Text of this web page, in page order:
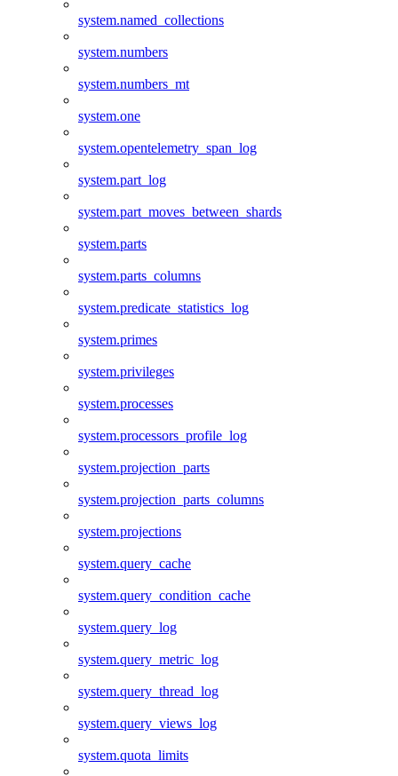
system.named_collections
system.numbers
system.numbers_mt
system.one
system.opentelemetry_span_log
system.part_log
system.part_moves_between_shards
system.parts
system.parts_columns
system.predicate_statistics_log
system.primes
system.privileges
system.processes
system.processors_profile_log
system.projection_parts
system.projection_parts_columns
system.projections
system.query_cache
system.query_condition_cache
system.query_log
system.query_metric_log
system.query_thread_log
system.query_views_log
system.quota_limits